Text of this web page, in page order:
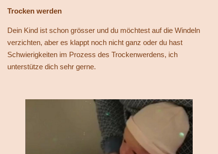
Trocken werden
Dein Kind ist schon grösser und du möchtest auf die Windeln
verzichten, aber es klappt noch nicht ganz oder du hast
Schwierigkeiten im Prozess des Trockenwerdens, ich
unterstütze dich sehr gerne.